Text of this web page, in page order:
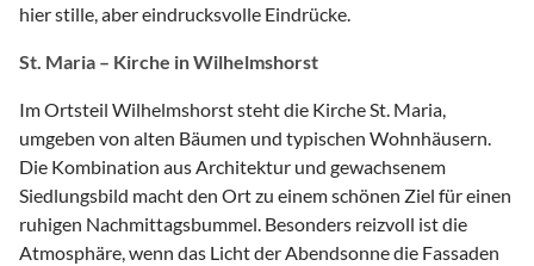
hier stille, aber eindrucksvolle Eindrücke.
St. Maria – Kirche in Wilhelmshorst
Im Ortsteil Wilhelmshorst steht die Kirche St. Maria,
umgeben von alten Bäumen und typischen Wohnhäusern.
Die Kombination aus Architektur und gewachsenem
Siedlungsbild macht den Ort zu einem schönen Ziel für einen
ruhigen Nachmittagsbummel. Besonders reizvoll ist die
Atmosphäre, wenn das Licht der Abendsonne die Fassaden